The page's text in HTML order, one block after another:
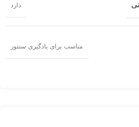
دارد
مناسب برای یادگیری سنتور